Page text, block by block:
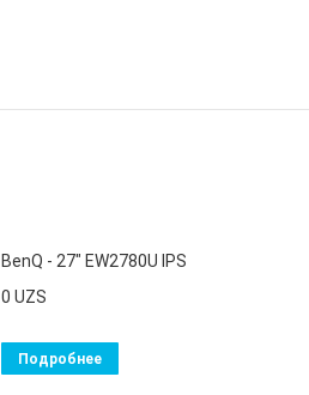
BenQ - 27" EW2780U IPS
0 UZS
Подробнее